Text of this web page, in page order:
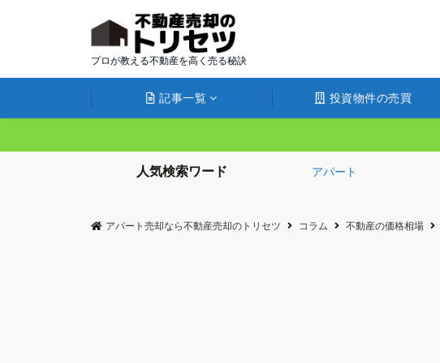
プロが教える不動産を高く売る秘訣
記事一覧 投資物件の売買
人気検索ワード アパート
アパート売却なら不動産売却のトリセツ コラム 不動産の価格相場